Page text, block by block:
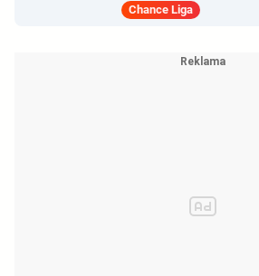
postavit na mladých
Chance Liga